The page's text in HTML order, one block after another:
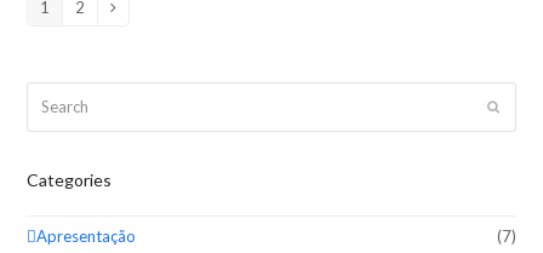
Page
1 Page
2 Next
Categories
Apresentação (7)